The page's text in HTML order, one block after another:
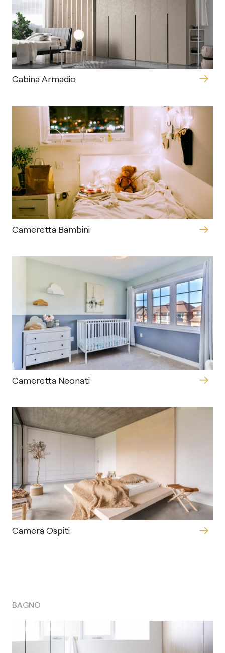
Cabina Armadio
Cameretta Bambini
Cameretta Neonati
Camera Ospiti
BAGNO